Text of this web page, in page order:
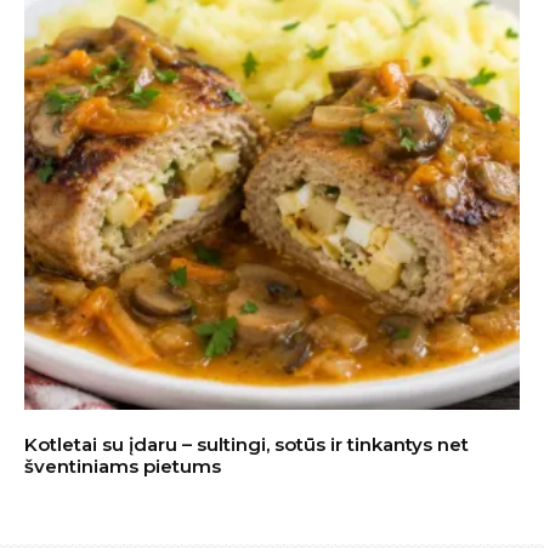
Kotletai su įdaru – sultingi, sotūs ir tinkantys net
šventiniams pietums